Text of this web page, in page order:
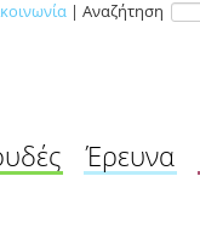
| Αναζήτηση
Έρευνα